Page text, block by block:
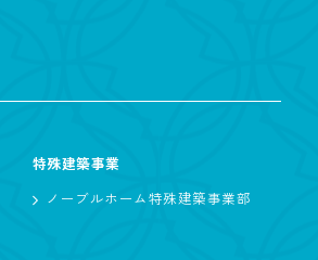
特殊建築事業
ノーブルホーム特殊建築事業部